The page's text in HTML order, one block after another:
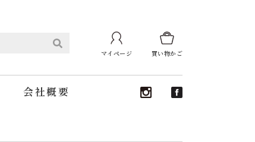
買い物かご
マイページ
会社概要